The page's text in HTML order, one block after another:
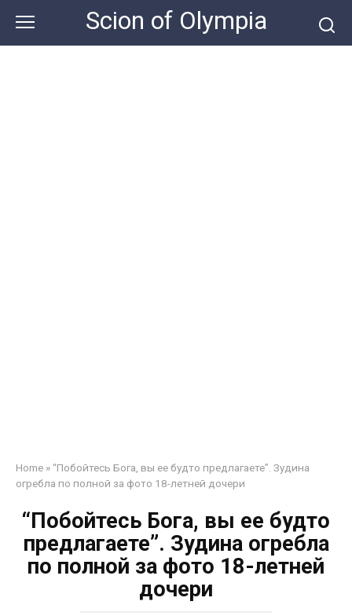
content
Scion of Olympia
Home » “Побойтесь Бога, вы ее будто предлагаете”. Зудина
огребла по полной за фото 18-летней дочери
“Побойтесь Бога, вы ее будто
предлагаете”. Зудина огребла
по полной за фото 18-летней
дочери